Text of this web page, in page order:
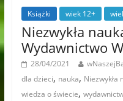
Książki wiek 12+
Niezwykła
Wydawnictwo
28/04/2021
dla dzieci, nauka, Niezwykła
wiedza o świecie,